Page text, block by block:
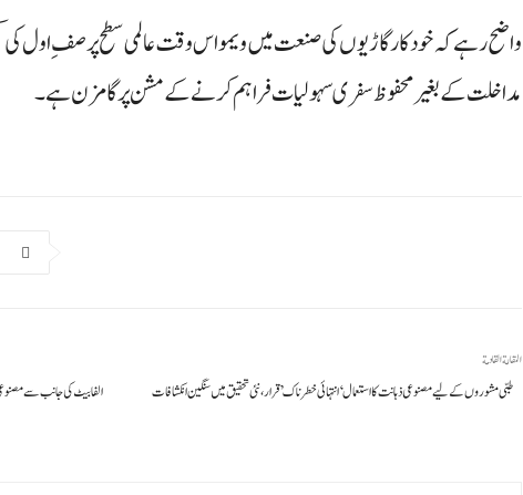
واضح رہے کہ خودکار گاڑیوں کی صنعت میں ویمو اس وقت عالمی سطح پر صفِ اول کی
مداخلت کے بغیر محفوظ سفری سہولیات فراہم کرنے کے مشن پر گامزن ہے۔
الفابیٹ کی جانب سے
المقالة القادمة
طبی مشوروں کے لیے مصنوعی ذہانت کا استعمال ‘انتہائی خطرناک’ قرار، نئی تحقیق میں سنگین انکشافات